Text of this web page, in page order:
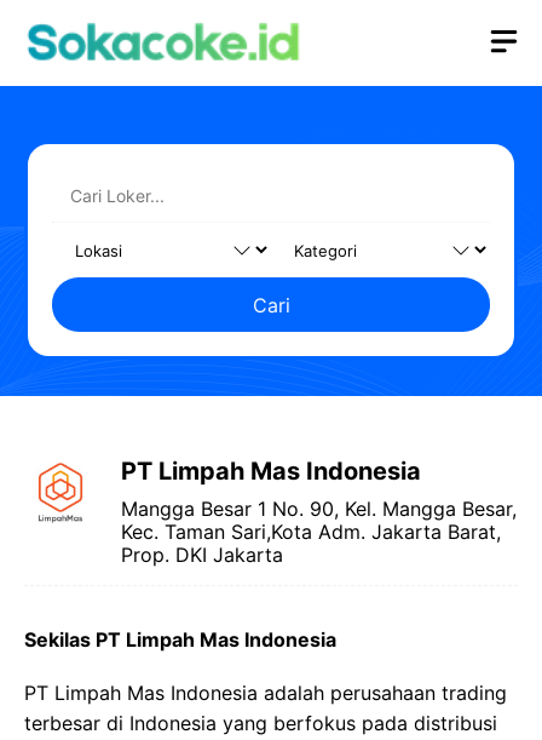
Cari
PT Limpah Mas Indonesia
Mangga Besar 1 No. 90, Kel. Mangga Besar,
Kec. Taman Sari,Kota Adm. Jakarta Barat,
Prop. DKI Jakarta
Sekilas PT Limpah Mas Indonesia
PT Limpah Mas Indonesia adalah perusahaan trading
terbesar di Indonesia yang berfokus pada distribusi